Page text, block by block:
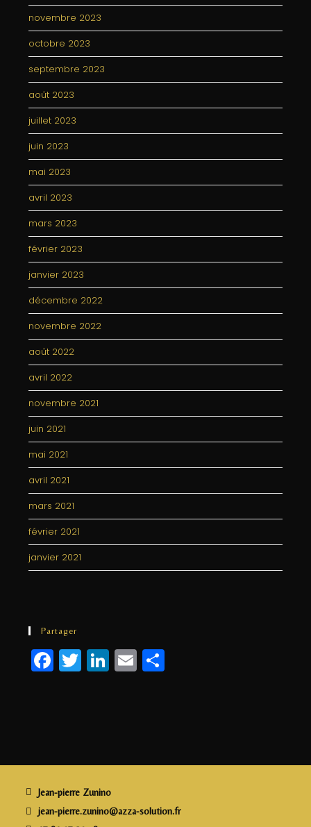
novembre 2023
octobre 2023
septembre 2023
août 2023
juillet 2023
juin 2023
mai 2023
avril 2023
mars 2023
février 2023
janvier 2023
décembre 2022
novembre 2022
août 2022
avril 2022
novembre 2021
juin 2021
mai 2021
avril 2021
mars 2021
février 2021
janvier 2021
Partager
F
a
o
o
k
T
w
Li
n
n
E
m
e
Jean-pierre Zunino
jean-pierre.zunino@azza-solution.fr